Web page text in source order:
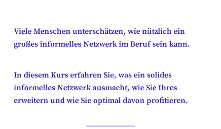
Viele Menschen unterschätzen, wie nützlich ein
großes informelles Netzwerk im Beruf sein kann.
In diesem Kurs erfahren Sie, was ein solides
informelles Netzwerk ausmacht, wie Sie Ihres
erweitern und wie Sie optimal davon profitieren.